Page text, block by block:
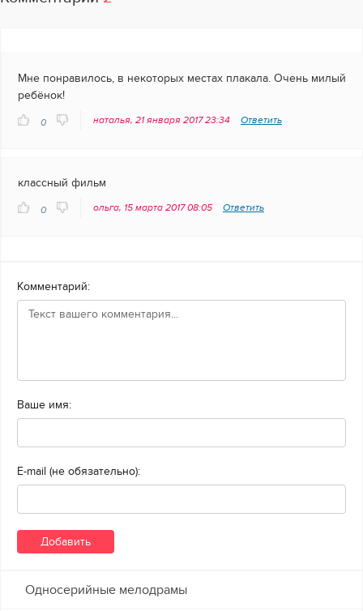
Мне понравилось, в некоторых местах плакала. Очень милый
ребёнок!
0 наталья, 21 января 2017 23:34 Ответить
классный фильм
0 ольга, 15 марта 2017 08:05 Ответить
Комментарий:
Ваше имя:
E-mail (не обязательно):
Односерийные мелодрамы